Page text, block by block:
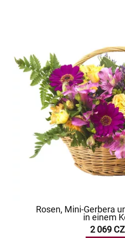
Rosen, Mini-Gerbera
in einem
2 069